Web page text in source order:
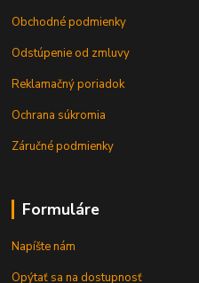
Obchodné podmienky
Odstúpenie od zmluvy
Reklamačný poriadok
Ochrana súkromia
Záručné podmienky
Formuláre
Napíšte nám
Opýtať sa na dostupnosť